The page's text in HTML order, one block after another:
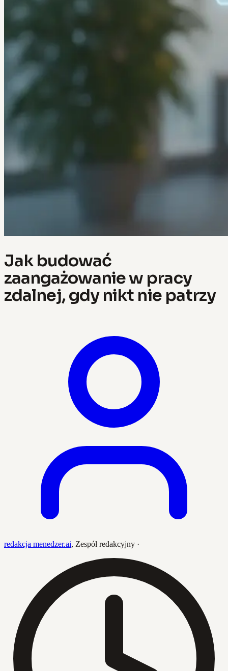
Jak budować
zaangażowanie w pracy
zdalnej, gdy nikt nie patrzy
redakcja menedzer.ai, Zespół redakcyjny ·